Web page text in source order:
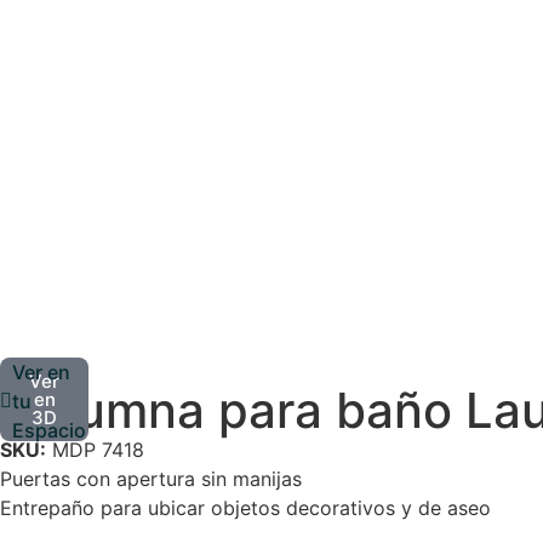
Ver
en
3D
Ver en
tu
Espacio
Columna para baño
SKU: MDP 7418
Puertas con apertura sin manijas
Entrepaño para ubicar objetos decorativos y de aseo